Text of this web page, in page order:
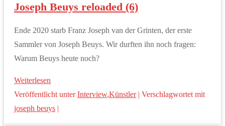
Joseph Beuys reloaded (6)
Ende 2020 starb Franz Joseph van der Grinten, der erste
Sammler von Joseph Beuys. Wir durften ihn noch fragen:
Warum Beuys heute noch?
Weiterlesen
Veröffentlicht unter Interview,Künstler| Verschlagwortet mit
joseph beuys |